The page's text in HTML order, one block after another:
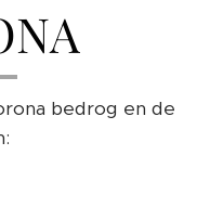
bedrog en de